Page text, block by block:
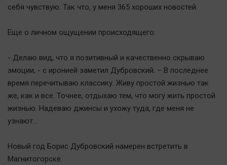
себя чувствую. Так что, у меня 365 хороших новостей.
Еще о личном ощущении происходящего:
- Делаю вид, что я позитивный и качественно скрываю
эмоции, - с иронией заметил Дубровский. – В последнее
время перечитываю классику. Живу простой жизнью так
же, как и все. Точнее, отдыхаю тем, что могу жить простой
жизнью. Надеваю джинсы и ухожу туда, где меня не
узнают…
Новый год Борис Дубровский намерен встретить в
Магнитогорске.